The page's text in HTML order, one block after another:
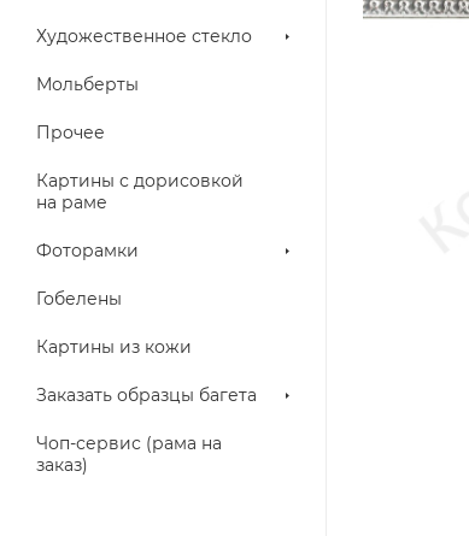
Художественное стекло
Мольберты
Прочее
Картины с дорисовкой
на раме
Фоторамки
Гобелены
Картины из кожи
Заказать образцы багета
Чоп-сервис (рама на
заказ)